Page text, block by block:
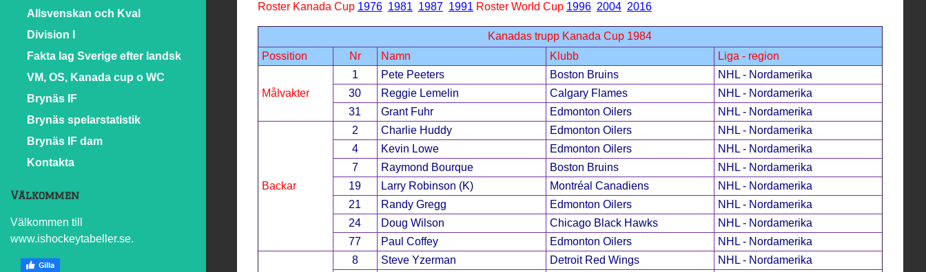
Allsvenskan och Kval
Division I
Fakta lag Sverige efter landsk
VM, OS, Kanada cup o WC
Brynäs IF
Brynäs spelarstatistik
Brynäs IF dam
Kontakta
Välkommen
Välkommen till
www.ishockeytabeller.se.
Roster Kanada Cup 1976 1981 1987 1991 Roster World Cup 1996 2004 2016
Kanadas trupp Kanada Cup 1984
Possition
Nr Namn Klubb Liga - region
Målvakter
1 Pete Peeters Boston Bruins
NHL - Nordamerika
30
Reggie Lemelin Calgary Flames
NHL - Nordamerika
31
Grant Fuhr Edmonton Oilers NHL - Nordamerika
Backar
2 Charlie Huddy Edmonton Oilers
NHL - Nordamerika
4
Kevin Lowe Edmonton Oilers
NHL - Nordamerika
7
Raymond Bourque Boston Bruins
NHL - Nordamerika
19
Larry Robinson (K) Montréal Canadiens
NHL - Nordamerika
21
Randy Gregg Edmonton Oilers
NHL - Nordamerika
24
Doug Wilson Chicago Black Hawks
NHL - Nordamerika
77
Paul Coffey Edmonton Oilers NHL - Nordamerika
8 Steve Yzerman Detroit Red Wings
NHL - Nordamerika